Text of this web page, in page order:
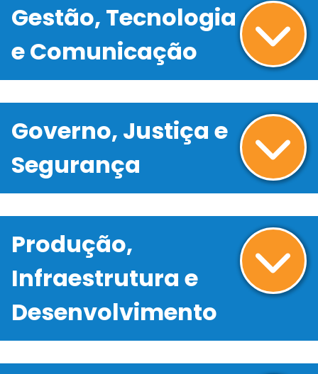
Gestão, Tecnologia
e Comunicação
Governo, Justiça e
Segurança
Produção,
Infraestrutura e
Desenvolvimento